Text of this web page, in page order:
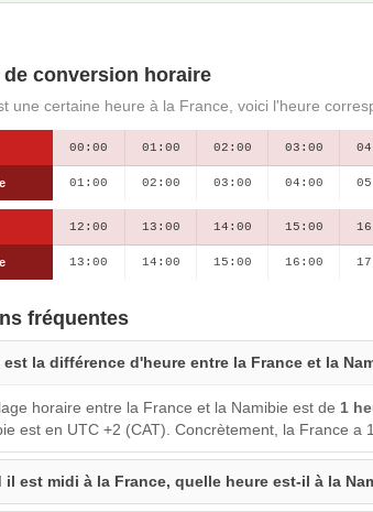
de conversion horaire
une certaine heure à la France, voici l'heure
00:00 01:00 02:00 03:00
01:00 02:00 03:00 04:00
12:00 13:00 14:00 15:00
13:00 14:00 15:00 16:00
fréquentes
est la différence d'heure entre la France et la
horaire entre la France et la Namibie est de 1
est en UTC +2 (CAT). Concrètement, la France a
il est midi à la France, quelle heure est-il à la